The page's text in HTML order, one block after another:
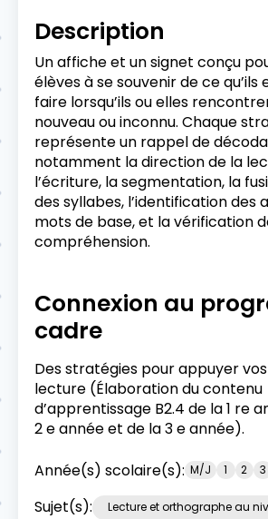
Description
Un affiche et un signet conçu
élèves à se souvenir de ce qu’ils
faire lorsqu’ils ou elles
nouveau ou inconnu. Chaque
représente un rappel de
notamment la direction de la
l’écriture, la segmentation, la
des syllabes, l’identification des
mots de base, et la vérification
compréhension.
Connexion au
cadre
Des stratégies pour appuyer
lecture (Élaboration du contenu
d’apprentissage B2.4 de la 1 re
2 e année et de la 3 e année).
Année(s) scolaire(s): M/J 1 2 3
Sujet(s): Lecture et orthographe au